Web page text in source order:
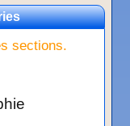
sections.